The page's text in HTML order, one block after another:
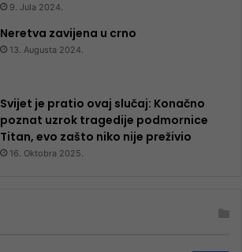
9. Jula 2024.
Neretva zavijena u crno
13. Augusta 2024.
Svijet je pratio ovaj slučaj: Konačno
poznat uzrok tragedije podmornice
Titan, evo zašto niko nije preživio
16. Oktobra 2025.